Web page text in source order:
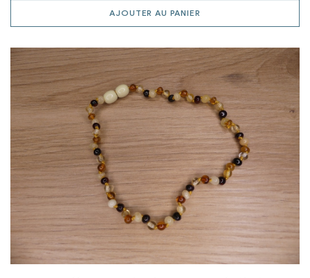
AJOUTER AU PANIER